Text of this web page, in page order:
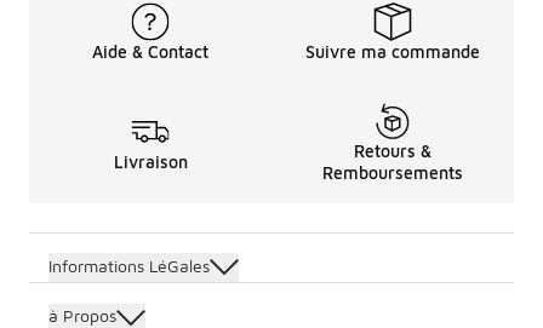
Aide & Contact Suivre ma commande
Livraison
Retours &
Remboursements
Informations LéGales
à Propos